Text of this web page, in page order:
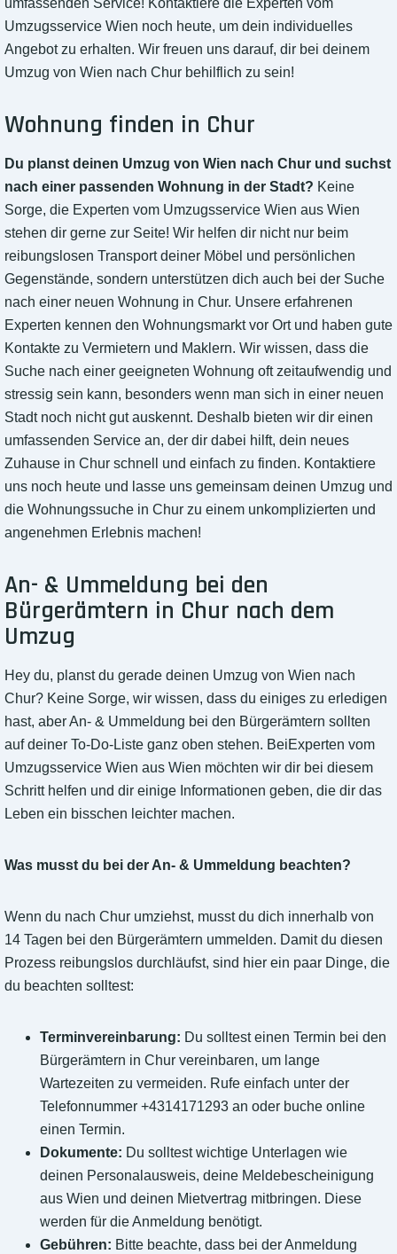
umfassenden Service! Kontaktiere die Experten vom
Umzugsservice Wien noch heute, um dein individuelles
Angebot zu erhalten. Wir freuen uns darauf, dir bei deinem
Umzug von Wien nach Chur behilflich zu sein!
Wohnung finden in Chur
Du planst deinen Umzug von Wien nach Chur und suchst
nach einer passenden Wohnung in der Stadt? Keine
Sorge, die Experten vom Umzugsservice Wien aus Wien
stehen dir gerne zur Seite! Wir helfen dir nicht nur beim
reibungslosen Transport deiner Möbel und persönlichen
Gegenstände, sondern unterstützen dich auch bei der Suche
nach einer neuen Wohnung in Chur. Unsere erfahrenen
Experten kennen den Wohnungsmarkt vor Ort und haben gute
Kontakte zu Vermietern und Maklern. Wir wissen, dass die
Suche nach einer geeigneten Wohnung oft zeitaufwendig und
stressig sein kann, besonders wenn man sich in einer neuen
Stadt noch nicht gut auskennt. Deshalb bieten wir dir einen
umfassenden Service an, der dir dabei hilft, dein neues
Zuhause in Chur schnell und einfach zu finden. Kontaktiere
uns noch heute und lasse uns gemeinsam deinen Umzug und
die Wohnungssuche in Chur zu einem unkomplizierten und
angenehmen Erlebnis machen!
An- & Ummeldung bei den
Bürgerämtern in Chur nach dem
Umzug
Hey du, planst du gerade deinen Umzug von Wien nach
Chur? Keine Sorge, wir wissen, dass du einiges zu erledigen
hast, aber An- & Ummeldung bei den Bürgerämtern sollten
auf deiner To-Do-Liste ganz oben stehen. BeiExperten vom
Umzugsservice Wien aus Wien möchten wir dir bei diesem
Schritt helfen und dir einige Informationen geben, die dir das
Leben ein bisschen leichter machen.
Was musst du bei der An- & Ummeldung beachten?
Wenn du nach Chur umziehst, musst du dich innerhalb von
14 Tagen bei den Bürgerämtern ummelden. Damit du diesen
Prozess reibungslos durchläufst, sind hier ein paar Dinge, die
du beachten solltest:
Terminvereinbarung: Du solltest einen Termin bei den
Bürgerämtern in Chur vereinbaren, um lange
Wartezeiten zu vermeiden. Rufe einfach unter der
Telefonnummer +4314171293 an oder buche online
einen Termin.
Dokumente: Du solltest wichtige Unterlagen wie
deinen Personalausweis, deine Meldebescheinigung
aus Wien und deinen Mietvertrag mitbringen. Diese
werden für die Anmeldung benötigt.
Gebühren: Bitte beachte, dass bei der Anmeldung